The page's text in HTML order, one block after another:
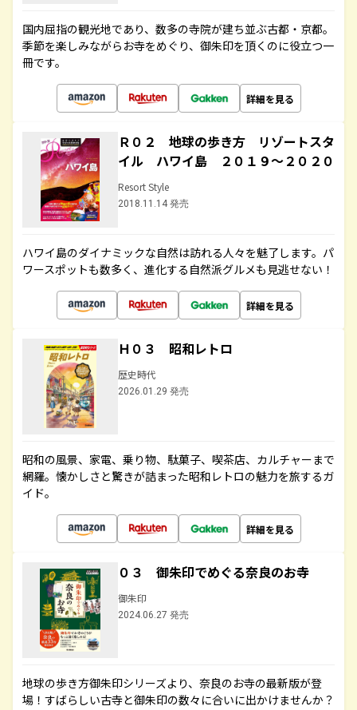
国内屈指の観光地であり、数多の寺院が建ち並ぶ古都・京都。
季節を楽しみながらお寺をめぐり、御朱印を頂くのに役立つ一
冊です。
詳細を見る
Ｒ０２ 地球の歩き方 リゾートスタ
イル ハワイ島 ２０１９～２０２０
Resort Style
2018.11.14 発売
ハワイ島のダイナミックな自然は訪れる人々を魅了します。パ
ワースポットも数多く、進化する自然派グルメも見逃せない！
詳細を見る
Ｈ０３ 昭和レトロ
歴史時代
2026.01.29 発売
昭和の風景、家電、乗り物、駄菓子、喫茶店、カルチャーまで
網羅。懐かしさと驚きが詰まった昭和レトロの魅力を旅するガ
イド。
詳細を見る
０３ 御朱印でめぐる奈良のお寺
御朱印
2024.06.27 発売
地球の歩き方御朱印シリーズより、奈良のお寺の最新版が登
場！すばらしい古寺と御朱印の数々に合いに出かけませんか？